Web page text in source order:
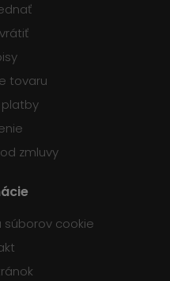
tovaru
zmluvy
súborov cookie